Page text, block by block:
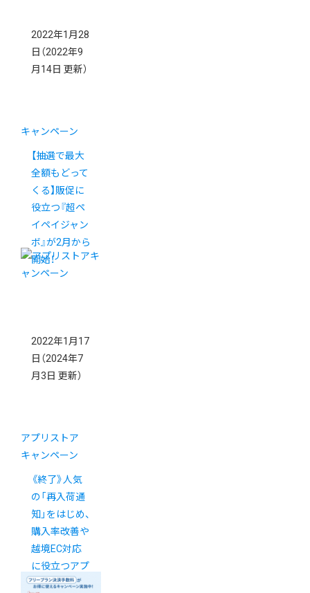
2022年1月28
日 （2022年9
月14日 更新）
キャンペーン
【抽選で最大
全額もどって
くる】販促に
役立つ『超ペ
イペイジャン
ボ』が2月から
開始！
2022年1月17
日 （2024年7
月3日 更新）
アプリストア
キャンペーン
《終了》人気
の「再入荷通
知」をはじめ、
購入率改善や
越境EC対応
に役立つアプ
リストアがお